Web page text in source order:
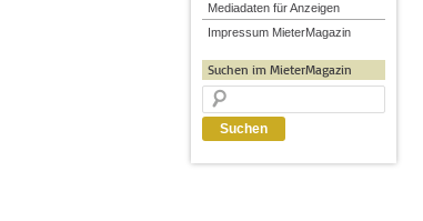
Mediadaten für Anzeigen
Impressum MieterMagazin
Suchen im MieterMagazin